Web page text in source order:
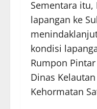
Sementara
lapangan ke
kondisi
Rumpon
Dinas
Kehormatan